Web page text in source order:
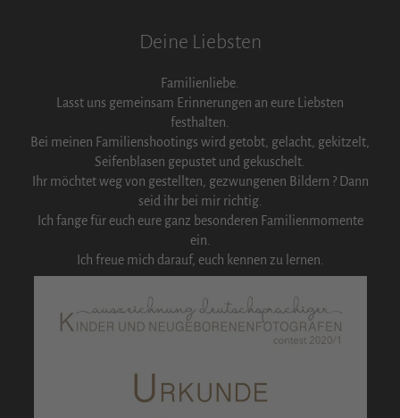
Deine Liebsten
Familienliebe.
Lasst uns gemeinsam Erinnerungen an eure Liebsten
festhalten.
Bei meinen Familienshootings wird getobt, gelacht, gekitzelt,
Seifenblasen gepustet und gekuschelt.
Ihr möchtet weg von gestellten, gezwungenen Bildern ? Dann
seid ihr bei mir richtig.
Ich fange für euch eure ganz besonderen Familienmomente
ein.
Ich freue mich darauf, euch kennen zu lernen.